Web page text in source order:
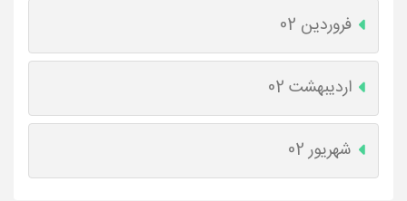
فروردین 02
اردیبهشت 02
شهریور 02